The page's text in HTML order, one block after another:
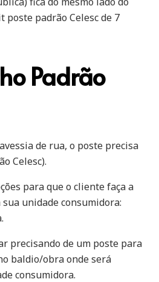
padrão Celesc de 7
Padrão
de rua, o poste precisa
Celesc).
para que o cliente faça a
unidade consumidora:
precisando de um poste para
baldio/obra onde será
consumidora.